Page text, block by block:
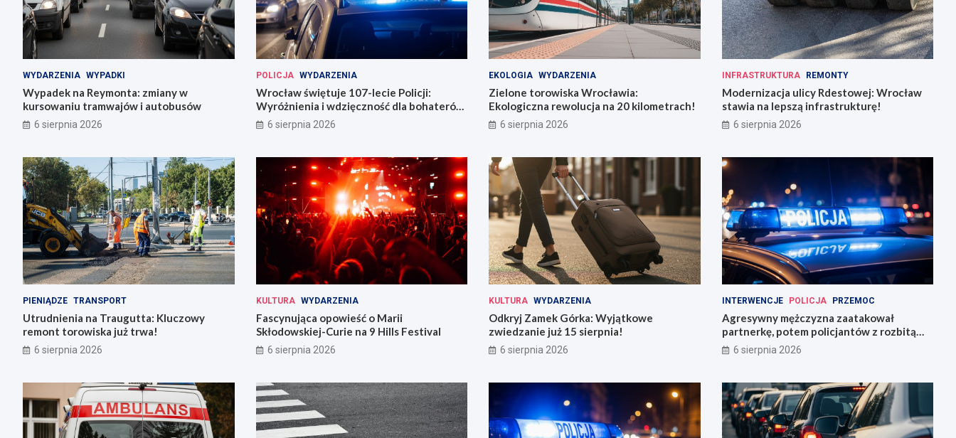
WYDARZENIA WYPADKI
Wypadek na Reymonta: zmiany w
kursowaniu tramwajów i autobusów
6 sierpnia 2026
POLICJA WYDARZENIA
Wrocław świętuje 107-lecie Policji:
Wyróżnienia i wdzięczność dla bohaterów
codzienności
6 sierpnia 2026
EKOLOGIA WYDARZENIA
Zielone torowiska Wrocławia:
Ekologiczna rewolucja na 20 kilometrach!
6 sierpnia 2026
INFRASTRUKTURA REMONTY
Modernizacja ulicy Rdestowej: Wrocław
stawia na lepszą infrastrukturę!
6 sierpnia 2026
PIENIĄDZE TRANSPORT
Utrudnienia na Traugutta: Kluczowy
remont torowiska już trwa!
6 sierpnia 2026
KULTURA WYDARZENIA
Fascynująca opowieść o Marii
Skłodowskiej-Curie na 9 Hills Festival
6 sierpnia 2026
KULTURA WYDARZENIA
Odkryj Zamek Górka: Wyjątkowe
zwiedzanie już 15 sierpnia!
6 sierpnia 2026
INTERWENCJE POLICJA PRZEMOC
Agresywny mężczyzna zaatakował
partnerkę, potem policjantów z rozbitą
butelką
6 sierpnia 2026